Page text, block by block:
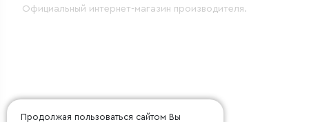
Официальный интернет-магазин производителя.
Продолжая пользоваться сайтом Вы